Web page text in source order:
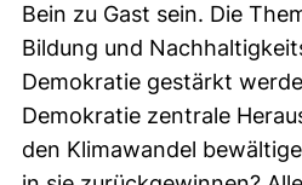
Bein zu Gast sein. Die
Bildung und
Demokratie gestärkt
Demokratie zentrale
den Klimawandel